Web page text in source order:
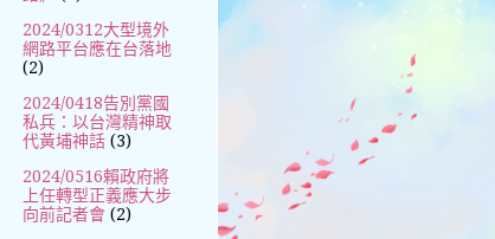
2024/0312大型境外
網路平台應在台落地
(2)
2024/0418告別黨國
私兵：以台灣精神取
代黃埔神話 (3)
2024/0516賴政府將
上任轉型正義應大步
向前記者會 (2)